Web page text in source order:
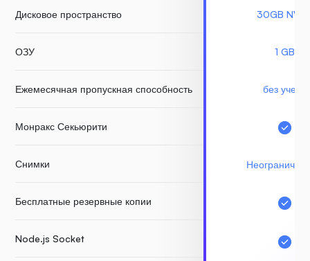
Дисковое пространство
ОЗУ
Ежемесячная пропускная способность
Монракс Секьюрити
Снимки
Бесплатные резервные копии
Node.js Socket
30GB
1 GB
без учета